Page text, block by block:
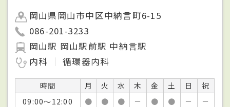
岡山県岡山市中区中納言町6-15
086-201-3233
岡山駅 岡山駅前駅 中納言駅
内科
循環器内科
時間 月 火 水 木 金 土 日
祝
09:00～12:00
● ● ● － ● ● －
－